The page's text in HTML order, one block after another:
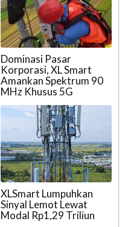
Dominasi Pasar
Korporasi, XL Smart
Amankan Spektrum 90
MHz Khusus 5G
XLSmart Lumpuhkan
Sinyal Lemot Lewat
Modal Rp1,29 Triliun